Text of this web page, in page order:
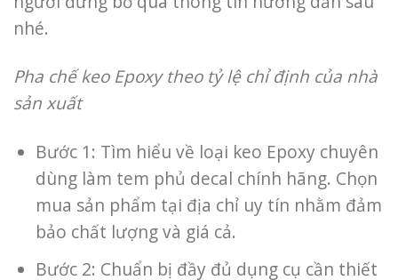
nhé.
Pha chế keo Epoxy theo tỷ lệ chỉ định của nhà
sản xuất
Bước 1: Tìm hiểu về loại keo Epoxy chuyên
dùng làm tem phủ decal chính hãng. Chọn
mua sản phẩm tại địa chỉ uy tín nhằm đảm
bảo chất lượng và giá cả.
Bước 2: Chuẩn bị đầy đủ dụng cụ cần thiết